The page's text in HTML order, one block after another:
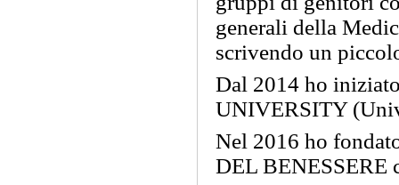
generali della
scrivendo un
Dal 2014 ho
UNIVERSITY
Nel 2016 ho
DEL BENESSERE